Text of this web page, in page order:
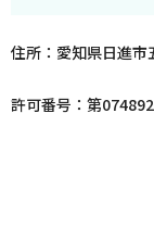
住所：愛知県日進市
許可番号：第